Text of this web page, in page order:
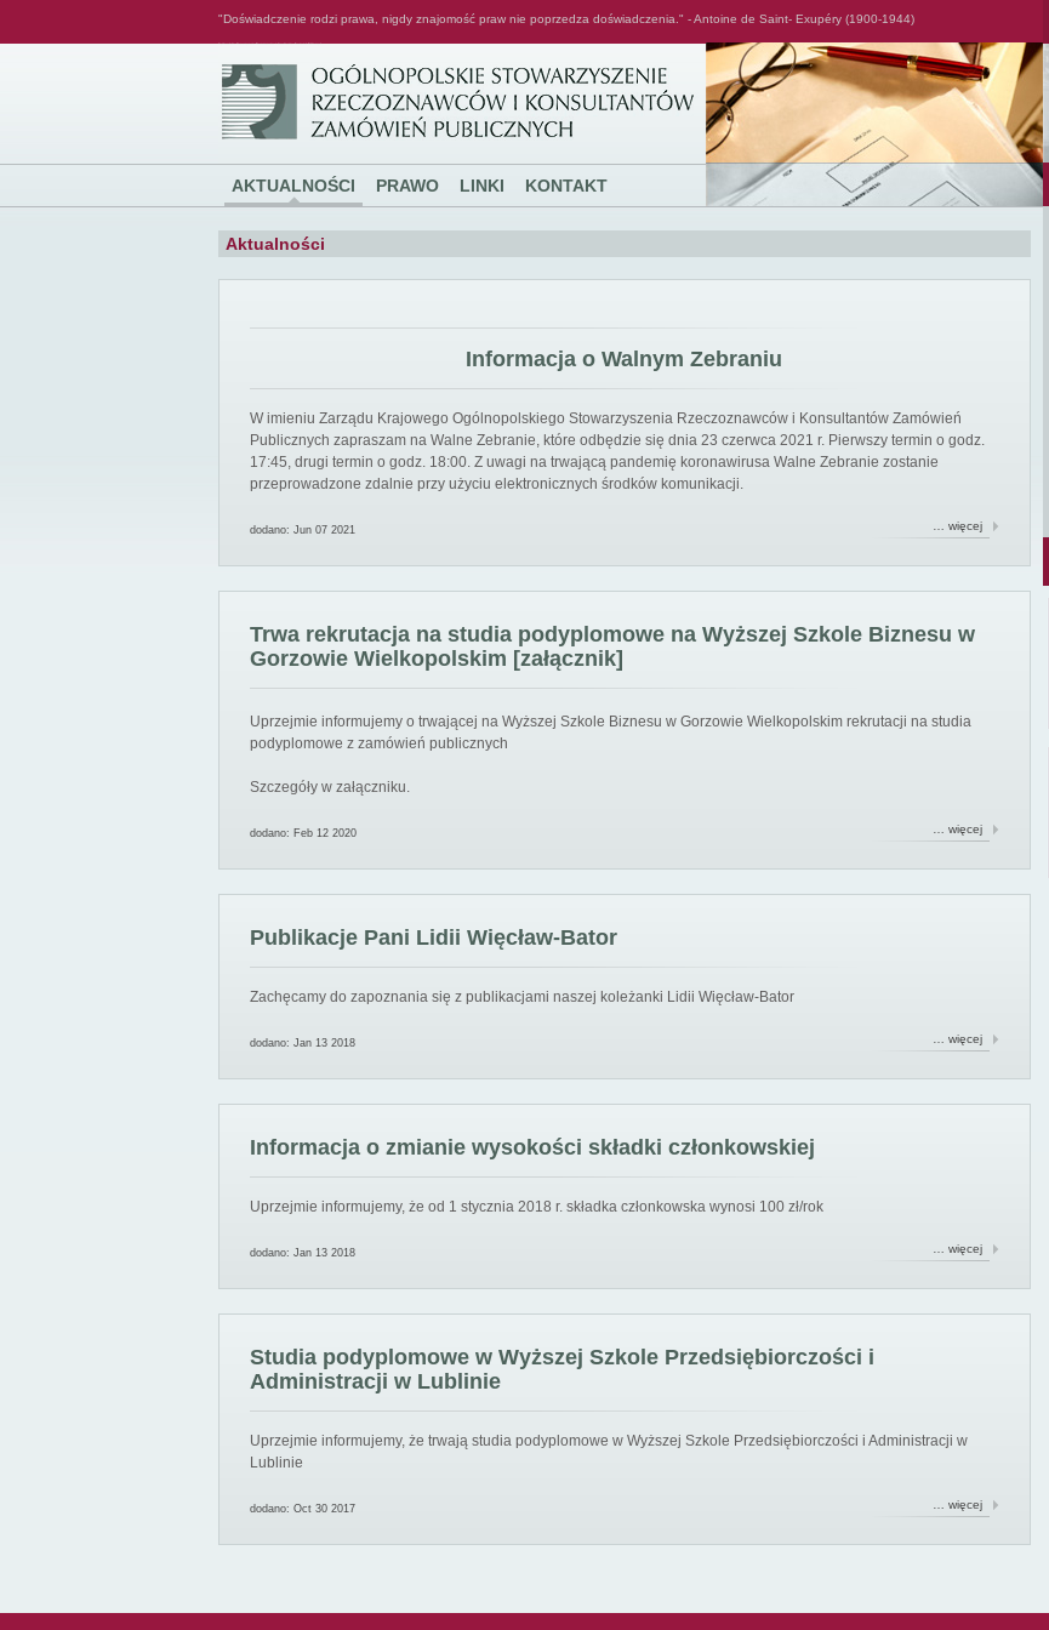
"Doświadczenie rodzi prawa, nigdy znajomość praw nie poprzedza doświadczenia." - Antoine de Saint- Exupéry (1900-1944)
AKTUALNOŚCI PRAWO LINKI KONTAKT
Aktualności
Informacja o Walnym Zebraniu
W imieniu Zarządu Krajowego Ogólnopolskiego Stowarzyszenia Rzeczoznawców i Konsultantów Zamówień
Publicznych zapraszam na Walne Zebranie, które odbędzie się dnia 23 czerwca 2021 r. Pierwszy termin o godz.
17:45, drugi termin o godz. 18:00. Z uwagi na trwającą pandemię koronawirusa Walne Zebranie zostanie
przeprowadzone zdalnie przy użyciu elektronicznych środków komunikacji.
dodano: Jun 07 2021 … więcej
Trwa rekrutacja na studia podyplomowe na Wyższej Szkole Biznesu w
Gorzowie Wielkopolskim [załącznik]
Uprzejmie informujemy o trwającej na Wyższej Szkole Biznesu w Gorzowie Wielkopolskim rekrutacji na studia
podyplomowe z zamówień publicznych
Szczegóły w załączniku.
dodano: Feb 12 2020 … więcej
Publikacje Pani Lidii Więcław-Bator
Zachęcamy do zapoznania się z publikacjami naszej koleżanki Lidii Więcław-Bator
dodano: Jan 13 2018 … więcej
Informacja o zmianie wysokości składki członkowskiej
Uprzejmie informujemy, że od 1 stycznia 2018 r. składka członkowska wynosi 100 zł/rok
dodano: Jan 13 2018 … więcej
Studia podyplomowe w Wyższej Szkole Przedsiębiorczości i
Administracji w Lublinie
Uprzejmie informujemy, że trwają studia podyplomowe w Wyższej Szkole Przedsiębiorczości i Administracji w
Lublinie
dodano: Oct 30 2017 … więcej